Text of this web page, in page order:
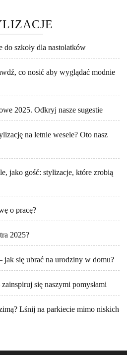
szkoły dla nastolatków
co nosić aby wyglądać modnie
2025. Odkryj nasze sugestie
na letnie wesele? Oto nasz
jako gość: stylizacje, które zrobią
o pracę?
2025?
jak się ubrać na urodziny w domu?
się naszymi pomysłami
Lśnij na parkiecie mimo niskich